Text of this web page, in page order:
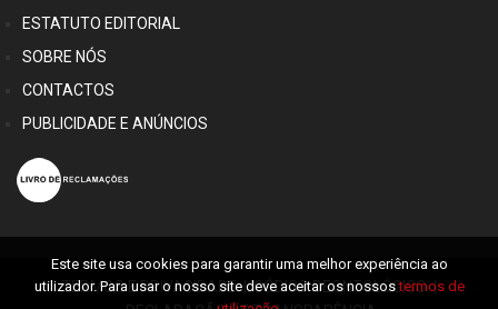
ESTATUTO EDITORIAL
SOBRE NÓS
CONTACTOS
PUBLICIDADE E ANÚNCIOS
TERMOS E PRIVACIDADE|CÓDIGO DEONTOLÓGICO|
Este site usa cookies para garantir uma melhor experiência ao
utilizador. Para usar o nosso site deve aceitar os nossostermos de